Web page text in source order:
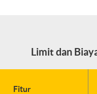
Limit dan
Fitur